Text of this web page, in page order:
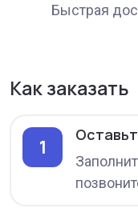
Быстрая
Как заказать
1